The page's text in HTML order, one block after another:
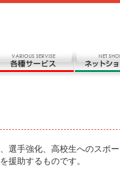
選手強化、高校生へのスポ
援助するものです。